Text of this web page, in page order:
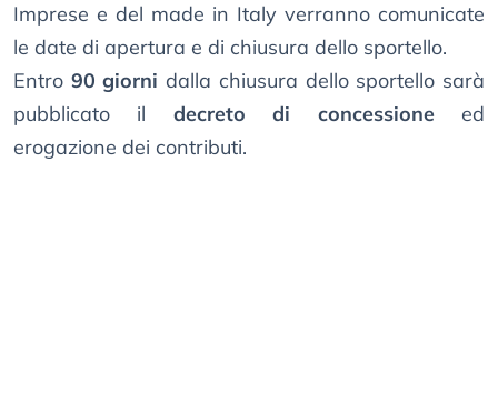
Imprese e del made in Italy verranno comunicate
le date di apertura e di chiusura dello sportello.
Entro 90 giorni dalla chiusura dello sportello sarà
pubblicato il decreto di concessioneed
erogazione dei contributi.